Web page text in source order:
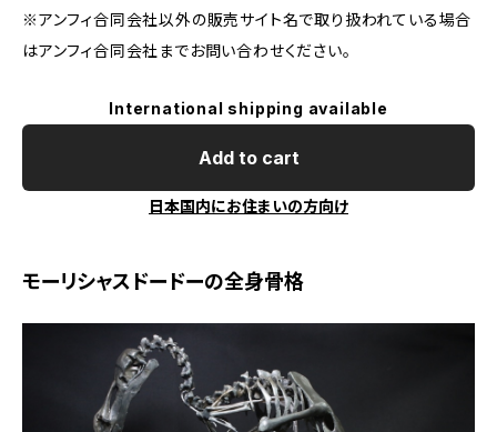
※アンフィ合同会社以外の販売サイト名で取り扱われている場合
はアンフィ合同会社までお問い合わせください。
International shipping available
Add to cart
日本国内にお住まいの方向け
モーリシャスドードーの全身骨格